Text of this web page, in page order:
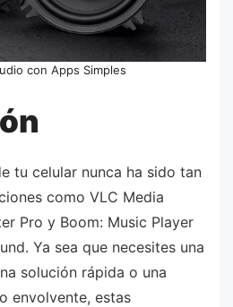
con Apps Simples
tu celular nunca ha sido tan
como VLC Media
Pro y Boom: Music Player
Ya sea que necesites una
solución rápida o una
envolvente, estas